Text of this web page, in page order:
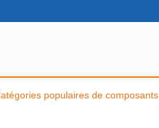
populaires de composants